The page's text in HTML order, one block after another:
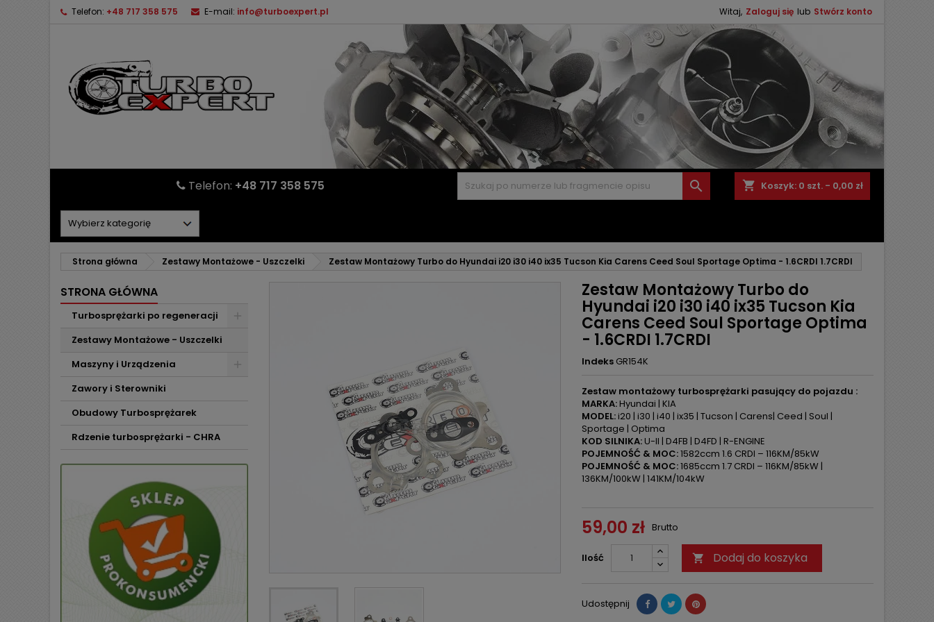
Telefon: +48 717 358 575 E-mail: info@turboexpert.pl Witaj, Zaloguj się lub Stwórz konto
shopping_cart Koszyk: 0 szt. - 0,00 zł

Telefon: +48 717 358 575
Strona główna Zestawy Montażowe - Uszczelki Zestaw Montażowy Turbo do Hyundai i20 i30 i40 ix35 Tucson Kia Carens Ceed Soul Sportage Optima - 1.6CRDI 1.7CRDI
STRONA GŁÓWNA
Turbosprężarki po regeneracji
Zestawy Montażowe - Uszczelki
Maszyny i Urządzenia
Zawory i Sterowniki
Obudowy Turbosprężarek
Rdzenie turbosprężarki - CHRA
Zestaw Montażowy Turbo do
Hyundai i20 i30 i40 ix35 Tucson Kia
Carens Ceed Soul Sportage Optima
- 1.6CRDI 1.7CRDI
Indeks GR154K
Zestaw montażowy turbosprężarki pasujący do pojazdu :
MARKA:Hyundai | KIA
MODEL:i20 | i30 | i40 | ix35 | Tucson | Carens| Ceed | Soul |
Sportage | Optima
KOD SILNIKA:U-II | D4FB | D4FD | R-ENGINE
POJEMNOŚĆ & MOC:1582ccm 1.6 CRDI – 116KM/85kW
POJEMNOŚĆ & MOC:1685ccm 1.7 CRDI – 116KM/85kW |
136KM/100kW | 141KM/104kW
59,00 zł Brutto
Ilość  Dodaj do koszyka
Udostępnij